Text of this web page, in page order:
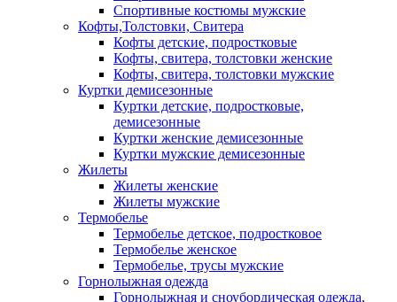
Спортивные костюмы мужские
Кофты,Толстовки, Свитера
Кофты детские, подростковые
Кофты, свитера, толстовки женские
Кофты, свитера, толстовки мужские
Куртки демисезонные
Куртки детские, подростковые,
демисезонные
Куртки женские демисезонные
Куртки мужские демисезонные
Жилеты
Жилеты женские
Жилеты мужские
Термобелье
Термобелье детское, подростковое
Термобелье женское
Термобелье, трусы мужские
Горнолыжная одежда
Горнолыжная и сноубордическая одежда,